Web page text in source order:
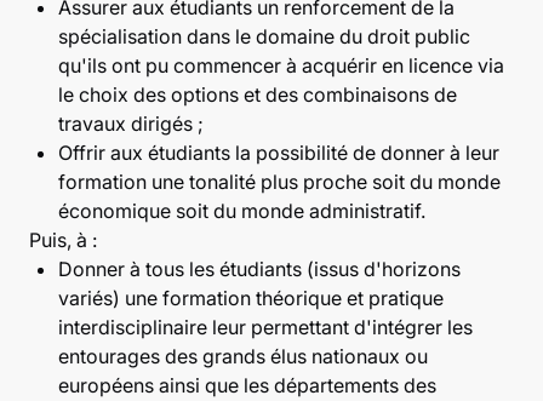
Assurer aux étudiants un renforcement de la
spécialisation dans le domaine du droit public
qu'ils ont pu commencer à acquérir en licence via
le choix des options et des combinaisons de
travaux dirigés ;
Offrir aux étudiants la possibilité de donner à leur
formation une tonalité plus proche soit du monde
économique soit du monde administratif.
Puis, à :
Donner à tous les étudiants (issus d'horizons
variés) une formation théorique et pratique
interdisciplinaire leur permettant d'intégrer les
entourages des grands élus nationaux ou
européens ainsi que les départements des